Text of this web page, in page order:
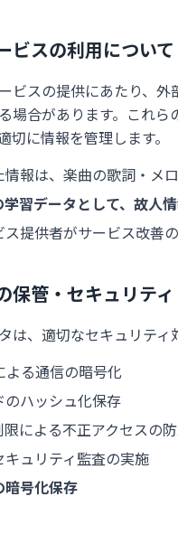
ビスの利用について
ビスの提供にあたり、
場合があります。これ
切に情報を管理します。
情報は、楽曲の歌詞・メ
学習データとして、故人
ス提供者がサービス改善
保管・セキュリティ
は、適切なセキュリテ
よる通信の暗号化
のハッシュ化保存
限による不正アクセスの
キュリティ監査の実施
暗号化保存